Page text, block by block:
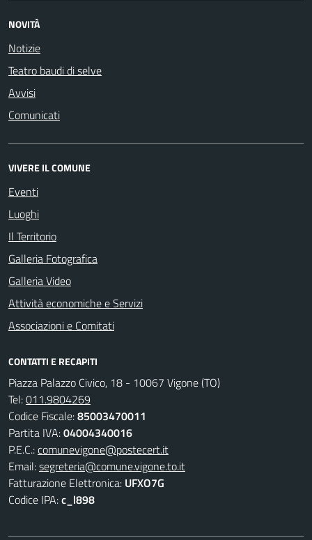
NOVITÀ
Notizie
Teatro baudi di selve
Avvisi
Comunicati
VIVERE IL COMUNE
Eventi
Luoghi
Il Territorio
Galleria Fotografica
Galleria Video
Attività economiche e Servizi
Associazioni e Comitati
CONTATTI E RECAPITI
Piazza Palazzo Civico, 18 - 10067 Vigone (TO)
Tel:011.9804269
Codice Fiscale:85003470011
Partita IVA:04004340016
P.E.C.:comunevigone@postecert.it
Email:segreteria@comune.vigone.to.it
Fatturazione Elettronica: UFXO7G
Codice IPA:c_l898